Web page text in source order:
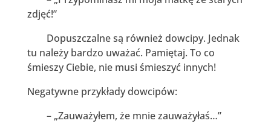
zdjęć!”
Dopuszczalne są również dowcipy. Jednak
tu należy bardzo uważać. Pamiętaj. To co
śmieszy Ciebie, nie musi śmieszyć innych!
Negatywne przykłady dowcipów:
– „Zauważyłem, że mnie zauważyłaś…”